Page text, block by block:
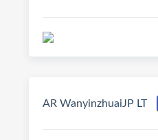
AR WanyinzhuaiJP LT